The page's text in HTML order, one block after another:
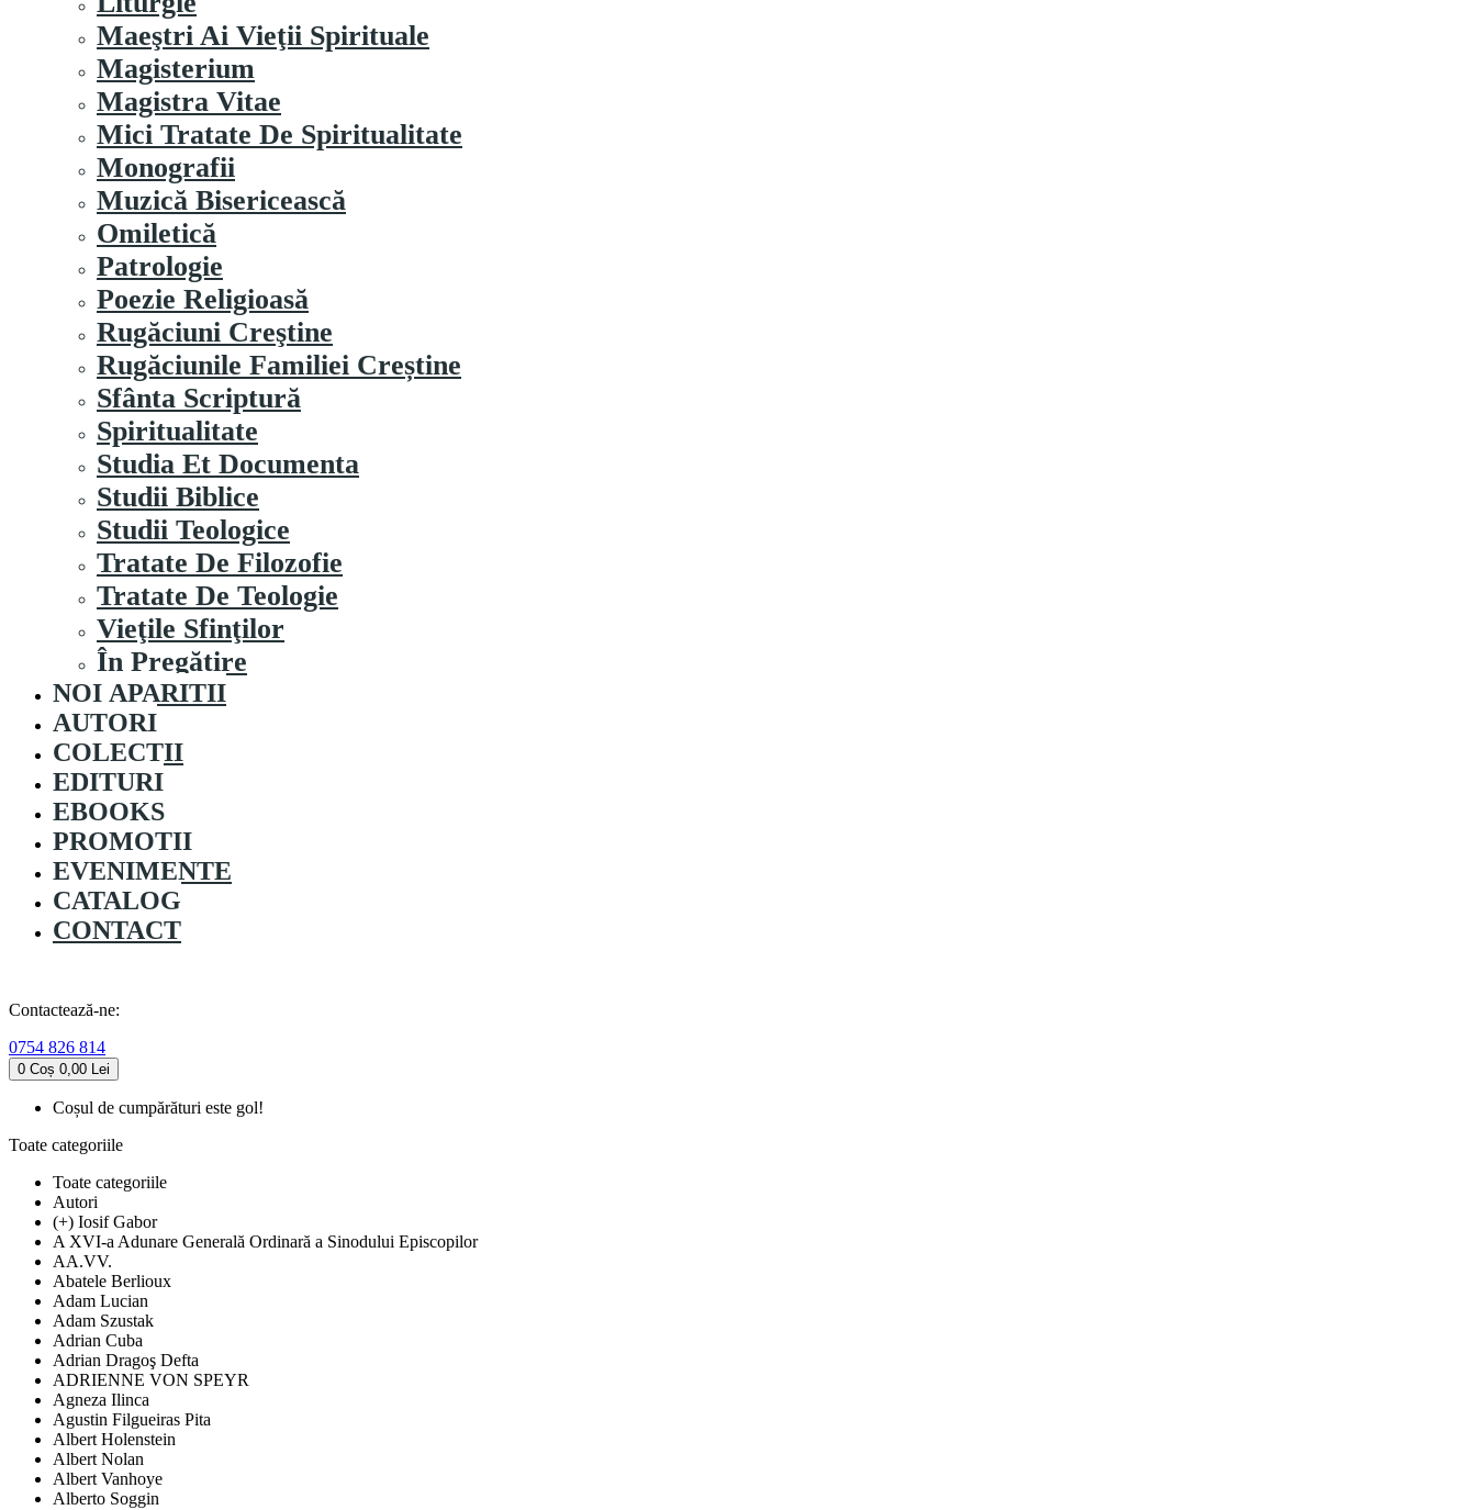
Maeştri Ai Vieţii Spirituale
Magisterium
Magistra Vitae
Mici Tratate De Spiritualitate
Monografii
Muzică Bisericească
Omiletică
Patrologie
Poezie Religioasă
Rugăciuni Creştine
Rugăciunile Familiei Creștine
Sfânta Scriptură
Spiritualitate
Studia Et Documenta
Studii Biblice
Studii Teologice
Tratate De Filozofie
Tratate De Teologie
Vieţile Sfinţilor
În Pregătire
NOI APARITII
AUTORI
COLECȚII
EDITURI
EBOOKS
PROMOȚII
EVENIMENTE
CATALOG
CONTACT
Contactează-ne:
0754 826 814
0 Coș 0,00 Lei
Coșul de cumpărături este gol!
Toate categoriile
Toate categoriile
Autori
(+) Iosif Gabor
A XVI-a Adunare Generală Ordinară a Sinodului Episcopilor
AA.VV.
Abatele Berlioux
Adam Lucian
Adam Szustak
Adrian Cuba
Adrian Dragoş Defta
ADRIENNE VON SPEYR
Agneza Ilinca
Agustin Filgueiras Pita
Albert Holenstein
Albert Nolan
Albert Vanhoye
Alberto Soggin